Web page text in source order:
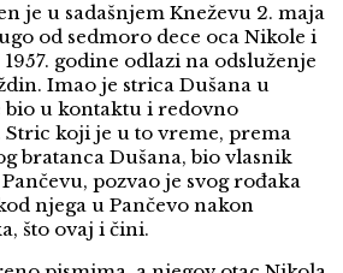
je u sadašnjem Kneževu 2. maja
od sedmoro dece oca Nikole i
godine odlazi na odsluženje
Imao je strica Dušana u
bio u kontaktu i redovno
koji je u to vreme, prema
bratanca Dušana, bio vlasnik
pozvao je svog rođaka
njega u Pančevo nakon
što ovaj i čini.